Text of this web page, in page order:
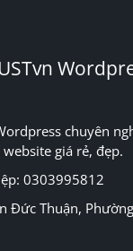
chuyên
giá rẻ, đẹp.
0303995812
Đức Thuận,